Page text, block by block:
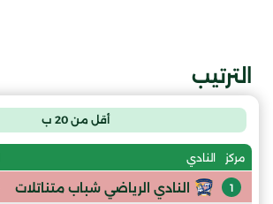
الترتيب
أقل من 20 ب
مركز النادي
1 النادي الرياضي شباب متناتلات